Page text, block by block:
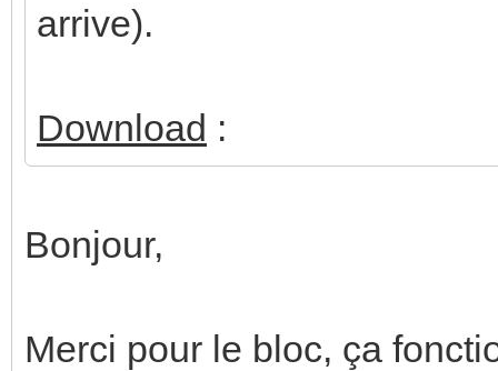
arrive).
Download :
Bonjour,
Merci pour le bloc, ça